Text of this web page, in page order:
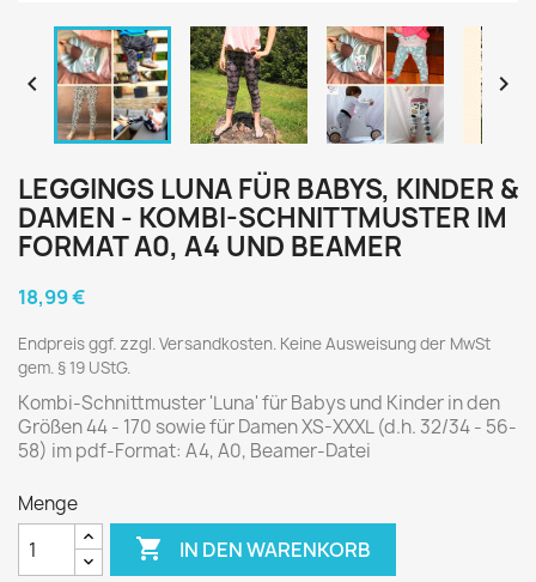
 
LEGGINGS LUNA FÜR BABYS, KINDER &
DAMEN - KOMBI-SCHNITTMUSTER IM
FORMAT A0, A4 UND BEAMER
18,99 €
Endpreis ggf. zzgl. Versandkosten. Keine Ausweisung der MwSt
gem. § 19 UStG.
Kombi-Schnittmuster 'Luna' für Babys und Kinder in den
Größen 44 - 170 sowie für Damen XS-XXXL (d.h. 32/34 - 56-
58) im pdf-Format: A4, A0, Beamer-Datei
Menge
 IN DEN WARENKORB